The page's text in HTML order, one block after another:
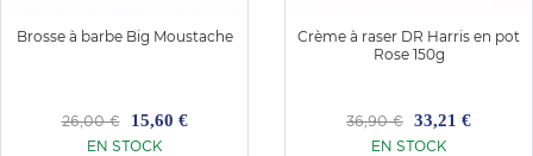
Brosse à barbe Big Moustache
26,00 € 15,60 €
EN STOCK
Crème à raser DR Harris en pot
Rose 150g
36,90 € 33,21 €
EN STOCK